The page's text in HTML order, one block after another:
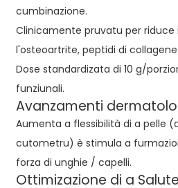
cumbinazione.
Clinicamente pruvatu per riduce
l'osteoartrite, peptidi di collagene
Dose standardizata di 10 g/
funziunali.
Avanzamenti
Aumenta a flessibilità di a pelle
cutometru) è stimula a
forza di unghie / capelli.
Ottimizazione di a